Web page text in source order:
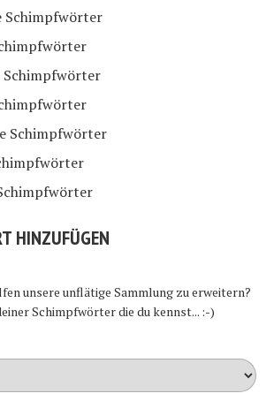
Schimpfwörter
Schimpfwörter
Schimpfwörter
HINZUFÜGEN
unsere unflätige Sammlung zu erweitern?
Schimpfwörter die du kennst... :-)